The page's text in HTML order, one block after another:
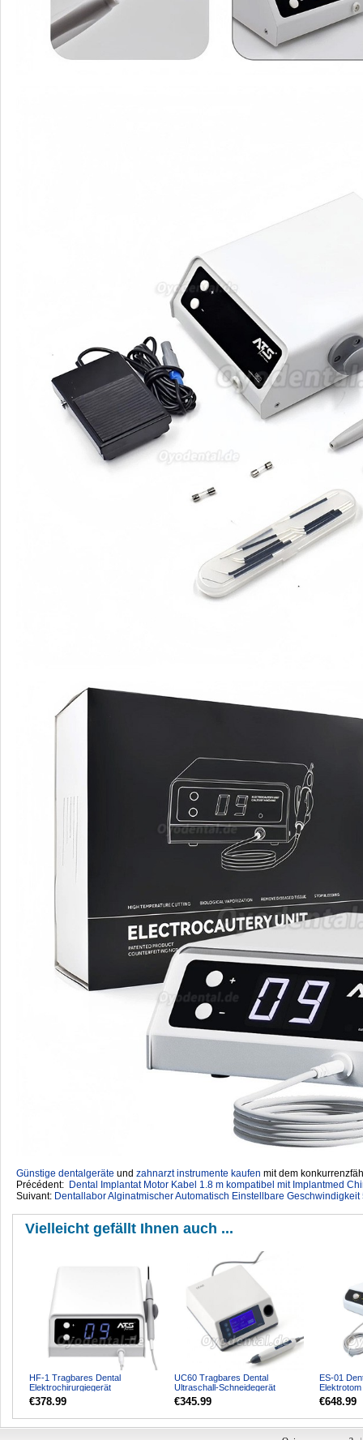
Günstige dentalgeräte ‎ und zahnarzt instrumente kaufen mit dem
Précédent: Dental Implantat Motor Kabel 1.8 m kompatibel mit Implantmed
Suivant: Dentallabor Alginatmischer Automatisch Einstellbare Geschwindigkeit
Vielleicht gefällt Ihnen auch ...
HF-1 Tragbares Dental
Elektrochirurgiegerät
Oralchirurgisches Elektromesser
€378.99
UC60 Tragbares Dental
Ultraschall-Schneidegerät
Knochenmesser mit 5 Klingen
€345.99
ES-01
Zahnarzt
€648.99